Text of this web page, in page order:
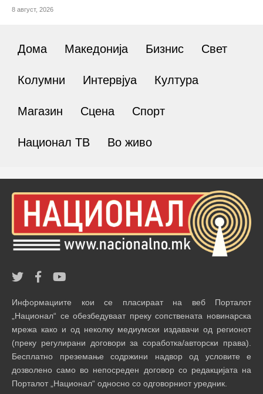
8 август, 2026
Дома Македонија Бизнис Свет
Колумни Интервјуа Култура
Магазин Сцена Спорт
Национал ТВ Во живо
Информациите кои се пласираат на веб Порталот
„Национал“ се обезбедуваат преку сопствената новинарска
мрежа како и од неколку медиумски издавачи од регионот
(преку регулирани договори за соработка/авторски права).
Бесплатно преземање содржини надвор од условите е
дозволено само во непосреден договор со редакцијата на
Порталот „Национал“ односно со одговорниот уредник.